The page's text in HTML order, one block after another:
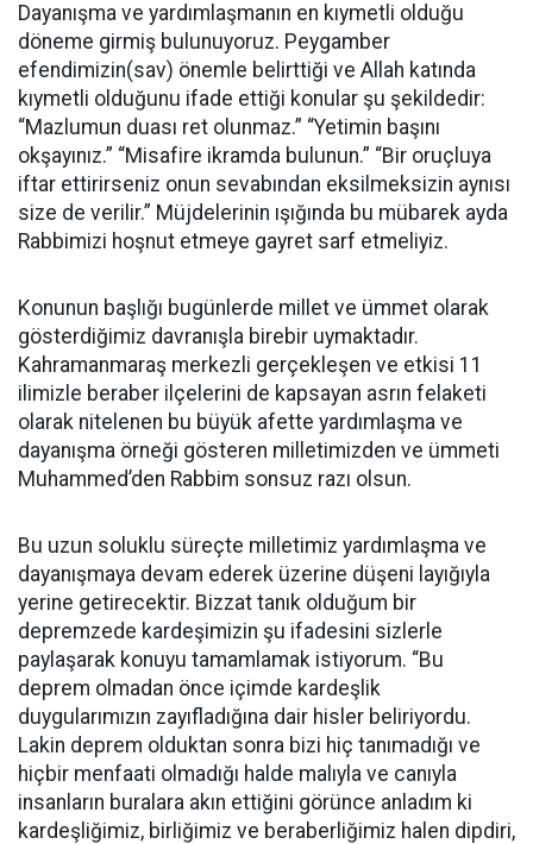
Dayanışma ve yardımlaşmanın en kıymetli olduğu
döneme girmiş bulunuyoruz. Peygamber
efendimizin(sav) önemle belirttiği ve Allah katında
kıymetli olduğunu ifade ettiği konular şu şekildedir:
“Mazlumun duası ret olunmaz.” “Yetimin başını
okşayınız.” “Misafire ikramda bulunun.” “Bir oruçluya
iftar ettirirseniz onun sevabından eksilmeksizin aynısı
size de verilir.” Müjdelerinin ışığında bu mübarek ayda
Rabbimizi hoşnut etmeye gayret sarf etmeliyiz.
Konunun başlığı bugünlerde millet ve ümmet olarak
gösterdiğimiz davranışla birebir uymaktadır.
Kahramanmaraş merkezli gerçekleşen ve etkisi 11
ilimizle beraber ilçelerini de kapsayan asrın felaketi
olarak nitelenen bu büyük afette yardımlaşma ve
dayanışma örneği gösteren milletimizden ve ümmeti
Muhammed’den Rabbim sonsuz razı olsun.
Bu uzun soluklu süreçte milletimiz yardımlaşma ve
dayanışmaya devam ederek üzerine düşeni layığıyla
yerine getirecektir. Bizzat tanık olduğum bir
depremzede kardeşimizin şu ifadesini sizlerle
paylaşarak konuyu tamamlamak istiyorum. “Bu
deprem olmadan önce içimde kardeşlik
duygularımızın zayıfladığına dair hisler beliriyordu.
Lakin deprem olduktan sonra bizi hiç tanımadığı ve
hiçbir menfaati olmadığı halde malıyla ve canıyla
insanların buralara akın ettiğini görünce anladım ki
kardeşliğimiz, birliğimiz ve beraberliğimiz halen dipdiri,